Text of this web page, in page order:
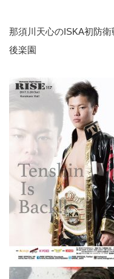
那須川天心のISKA初防
後楽園